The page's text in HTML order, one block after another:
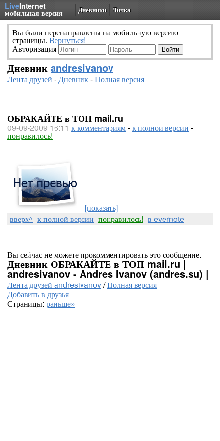
LiveInternet
мобильная версия Дневники Личка
Вы были перенаправлены на мобильную версию
страницы. Вернуться!
Авторизация
Дневник andresivanov
Лента друзей -Дневник-Полная версия
ОБРАКАЙТЕ в ТОП mail.ru
09-09-2009 16:11 к комментариям-к полной версии -
понравилось!
[показать]
вверх^ к полной версии понравилось! в evernote
Вы сейчас не можете прокомментировать это сообщение.
Дневник ОБРАКАЙТЕ в ТОП mail.ru |
andresivanov - Andres Ivanov (andres.su) |
Лента друзей andresivanov/Полная версия
Добавить в друзья
Страницы: раньше»